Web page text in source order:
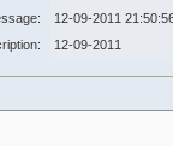
12-09-2011
12-09-2011